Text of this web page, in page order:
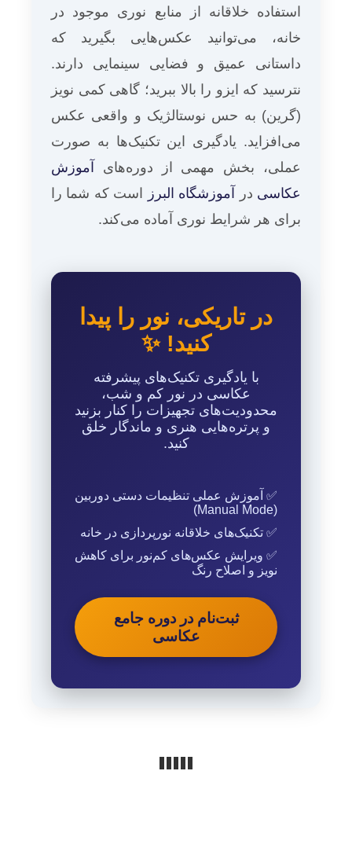
استفاده خلاقانه از منابع نوری موجود در
خانه، می‌توانید عکس‌هایی بگیرید که
داستانی عمیق و فضایی سینمایی دارند.
نترسید که ایزو را بالا ببرید؛ گاهی کمی نویز
(گرین) به حس نوستالژیک و واقعی عکس
می‌افزاید. یادگیری این تکنیک‌ها به صورت
عملی، بخش مهمی از دوره‌های آموزش
عکاسی در آموزشگاه البرز
است که شما را
برای هر شرایط نوری آماده می‌کند.
در تاریکی، نور را پیدا
کنید! ✨
با یادگیری تکنیک‌های پیشرفته
عکاسی در نور کم و شب،
محدودیت‌های تجهیزات را کنار بزنید
و پرتره‌هایی هنری و ماندگار خلق
کنید.
✅ آموزش عملی تنظیمات دستی دوربین
(Manual Mode)
✅ تکنیک‌های خلاقانه نورپردازی در خانه
✅ ویرایش عکس‌های کم‌نور برای کاهش
نویز و اصلاح رنگ
ثبت‌نام در دوره جامع
عکاسی